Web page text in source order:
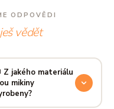
ODPOVĚDI
vědět
Z jakého materiálu
mikiny